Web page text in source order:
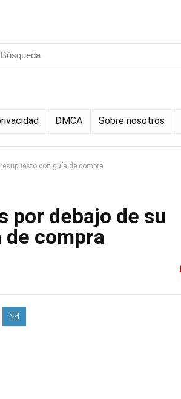
DMCA Sobre nosotros
con guía de compra
por debajo de su
compra